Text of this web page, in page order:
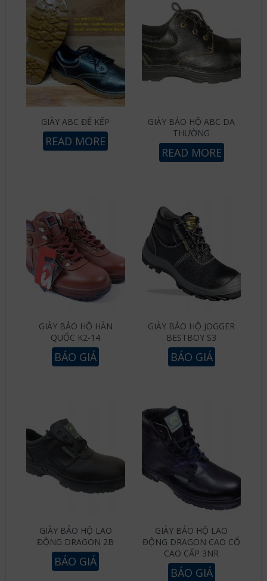
GIÀY ABC ĐẾ KẾP
READ MORE
GIÀY BẢO HỘ ABC DA
THƯỜNG
READ MORE
GIÀY BẢO HỘ HÀN
QUỐC K2-14
BÁO GIÁ
GIÀY BẢO HỘ JOGGER
BESTBOY S3
BÁO GIÁ
GIÀY BẢO HỘ LAO
ĐỘNG DRAGON 2B
BÁO GIÁ
GIÀY BẢO HỘ LAO
ĐỘNG DRAGON CAO CỔ
CAO CẤP 3NR
BÁO GIÁ